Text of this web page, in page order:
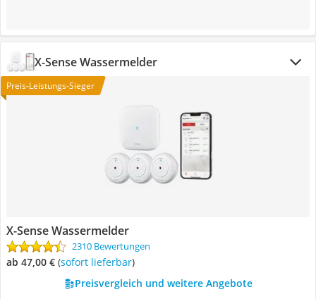
‎X-Sense ‎Wassermelder
Preis-Leistungs-Sieger
‎X-Sense ‎Wassermelder
2310 Bewertungen
ab 47,00 € ( Sofort lieferbar)
Preisvergleich und weitere Angebote